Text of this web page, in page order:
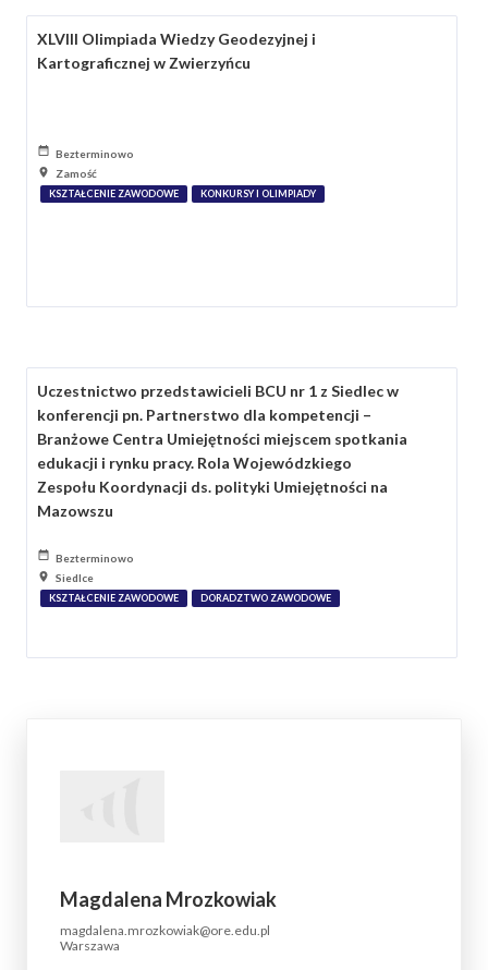
XLVIII Olimpiada Wiedzy Geodezyjnej i
Kartograficznej w Zwierzyńcu
Bezterminowo
Zamość
KSZTAŁCENIE ZAWODOWE KONKURSY I OLIMPIADY
Uczestnictwo przedstawicieli BCU nr 1 z Siedlec w
konferencji pn. Partnerstwo dla kompetencji –
Branżowe Centra Umiejętności miejscem spotkania
edukacji i rynku pracy. Rola Wojewódzkiego
Zespołu Koordynacji ds. polityki Umiejętności na
Mazowszu
Bezterminowo
Siedlce
KSZTAŁCENIE ZAWODOWE DORADZTWO ZAWODOWE
Magdalena Mrozkowiak
magdalena.mrozkowiak@ore.edu.pl
Warszawa